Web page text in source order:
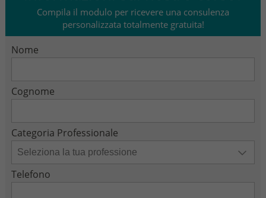
Compila il modulo per ricevere una consulenza
personalizzata totalmente gratuita!
Nome
Cognome
Categoria Professionale
Telefono